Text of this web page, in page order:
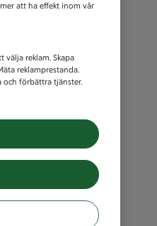
att ha effekt inom vår
reklam. Skapa
reklamprestanda.
och förbättra tjänster.